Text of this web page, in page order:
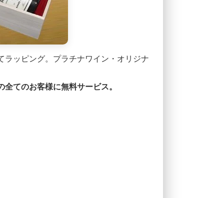
ラッピング。プラチナワイン・オリジナ
てのお客様に無料サービス。